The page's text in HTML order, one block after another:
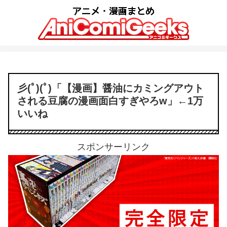
彡(ﾟ)(ﾟ)「【漫画】醤油にカミングアウト
される豆腐の漫画面白すぎやろw」←1万
いいね
スポンサーリンク